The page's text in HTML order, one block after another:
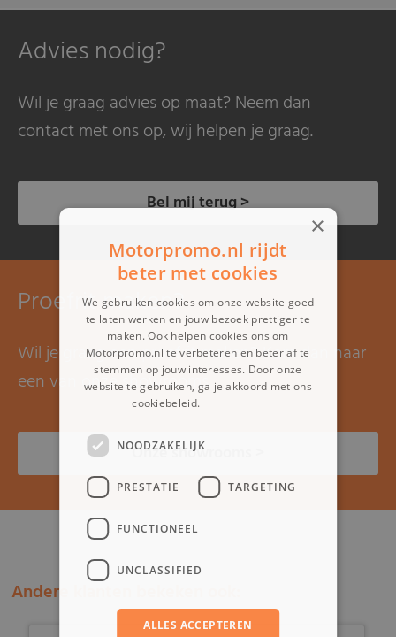
Advies nodig?
Wil je graag advies op maat? Neem dan
contact met ons op, wij helpen je graag.
Bel mij terug >
Proefrit maken?
Wil je graag een proefrit maken? Kom dan naar
een van onze showrooms.
Onze showrooms >
Andere klanten bekeken ook:
×
Motorpromo.nl rijdt
beter met cookies
We gebruiken cookies om onze website goed
te laten werken en jouw bezoek prettiger te
maken. Ook helpen cookies ons om
Motorpromo.nl te verbeteren en beter af te
stemmen op jouw interesses. Door onze
website te gebruiken, ga je akkoord met ons
cookiebeleid.
NOODZAKELIJK
PRESTATIE TARGETING
FUNCTIONEEL
UNCLASSIFIED
ALLES ACCEPTEREN